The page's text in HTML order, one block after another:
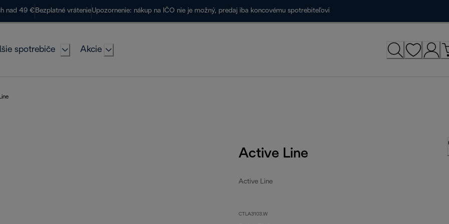
nad 49 € Bezplatné vrátenieUpozornenie: nákup na IČO nie je možný, predaj iba koncovému spotrebiteľovi
spotrebiče Akcie
Active Line
Active Line
CTLA3103.W